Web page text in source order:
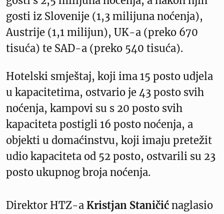
gosti iz Slovenije (1,3 milijuna noćenja),
Austrije (1,1 milijun), UK-a (preko 670
tisuća) te SAD-a (preko 540 tisuća).
Hotelski smještaj, koji ima 15 posto udjela
u kapacitetima, ostvario je 43 posto svih
noćenja, kampovi su s 20 posto svih
kapaciteta postigli 16 posto noćenja, a
objekti u domaćinstvu, koji imaju pretežit
udio kapaciteta od 52 posto, ostvarili su 23
posto ukupnog broja noćenja.
Direktor HTZ-a Kristjan Staničić naglasio